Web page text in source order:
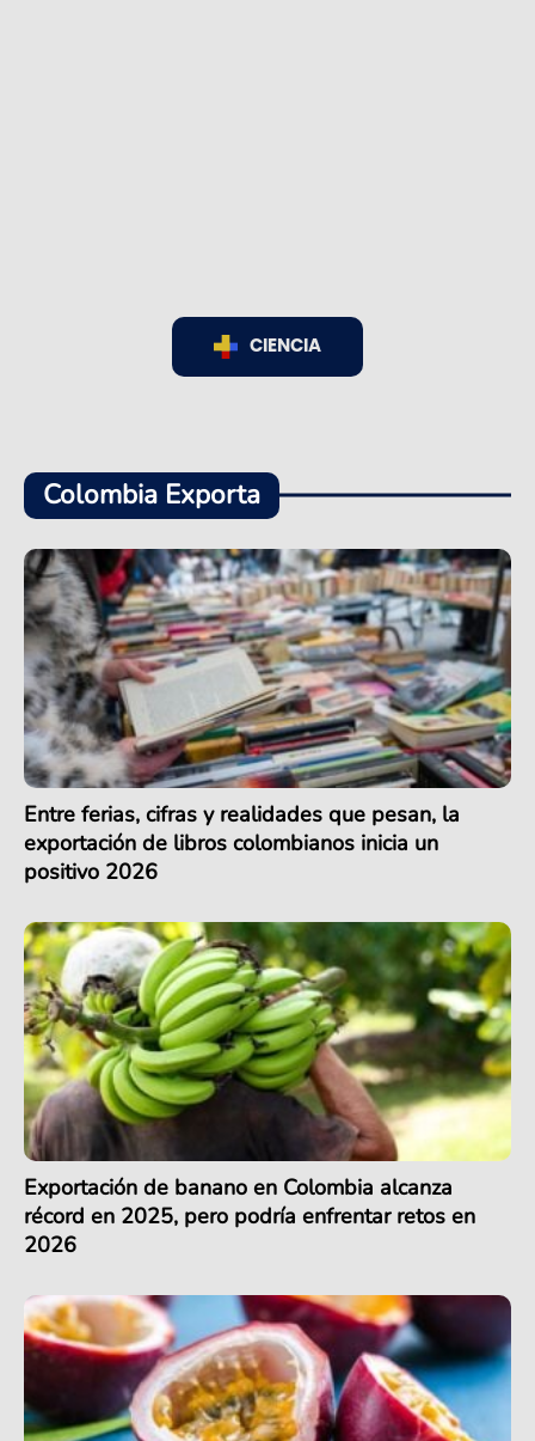
CIENCIA
Colombia Exporta
Entre ferias, cifras y realidades que pesan, la
exportación de libros colombianos inicia un
positivo 2026
Exportación de banano en Colombia alcanza
récord en 2025, pero podría enfrentar retos en
2026